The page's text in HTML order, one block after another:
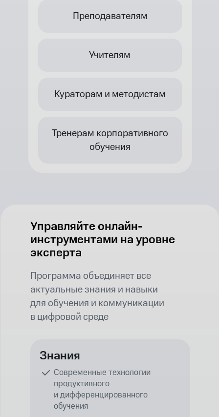
Преподавателям
Учителям
Тренерам корпоративного
обучения
Кураторам и методистам
Управляйте онлайн-
инструментами на уровне
эксперта
Знания
Современные технологии
продуктивного
и дифференцированного
обучения
Программа объединяет все
актуальные знания и навыки
для обучения и коммуникации
в цифровой среде